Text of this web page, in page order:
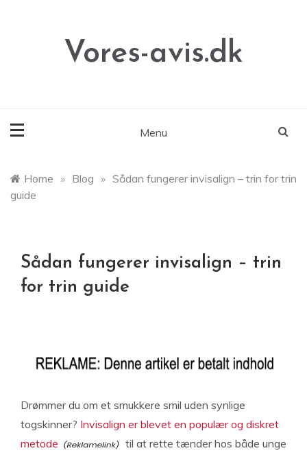
Vores-avis.dk
Menu
Home » Blog » Sådan fungerer invisalign – trin for trin
guide
Sådan fungerer invisalign – trin
for trin guide
Drømmer du om et smukkere smil uden synlige
togskinner? Invisalign er blevet en populær og diskret
metode
til at rette tænder hos både unge